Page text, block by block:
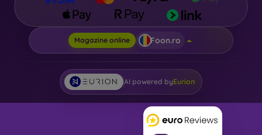
Magazine online Foon.ro
AI powered byEurion